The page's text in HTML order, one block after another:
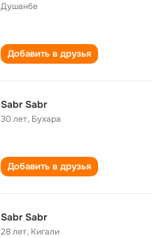
Душанбе
Добавить в друзья
Sabr Sabr
30 лет, Бухара
Добавить в друзья
Sabr Sabr
28 лет, Кигали